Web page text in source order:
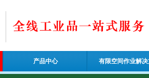
产品中心 有限空间作业解